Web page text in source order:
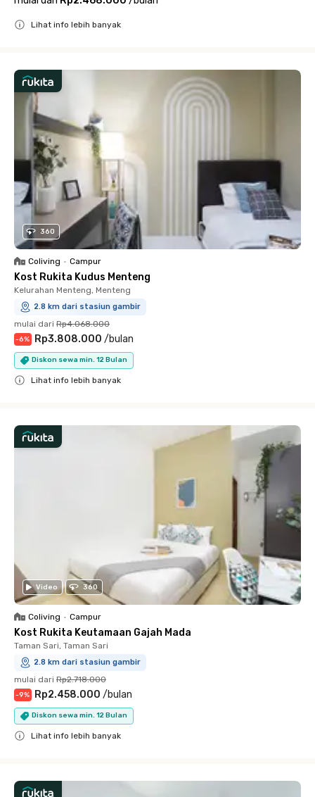
Lihat info lebih banyak
360
Coliving • Campur
Kost Rukita Kudus Menteng
Kelurahan Menteng, Menteng
2.8 km dari stasiun gambir
mulai dari Rp4.068.000
-6% Rp3.808.000 /bulan
Diskon sewa min. 12 Bulan
Lihat info lebih banyak
Video 360
Coliving • Campur
Kost Rukita Keutamaan Gajah Mada
Taman Sari, Taman Sari
2.8 km dari stasiun gambir
mulai dari Rp2.718.000
-9% Rp2.458.000 /bulan
Diskon sewa min. 12 Bulan
Lihat info lebih banyak